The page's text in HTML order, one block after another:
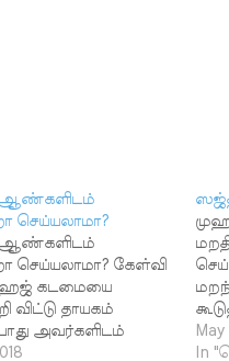
செய்யலாமா?
செய்யலாமா? கேள்வி
கடமையை
விட்டு தாயகம்
போது அவர்களிடம்
(கை
May
In